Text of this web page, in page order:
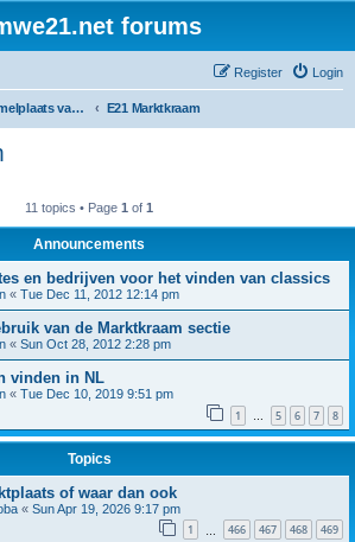
forums
Login
Register
De verzamelplaats van E21 fanaten der lage landen - Dutch forum E21 Marktkraam
11 topics • Page 1 of 1
Announcements
en bedrijven voor het vinden van classics
« Tue Dec 11, 2012 12:14 pm
van de Marktkraam sectie
« Sun Oct 28, 2012 2:28 pm
vinden in NL
« Tue Dec 10, 2019 9:51 pm
1 … 5 6 7 8
Topics
of waar dan ook
« Sun Apr 19, 2026 9:17 pm
1 466 467 468 469